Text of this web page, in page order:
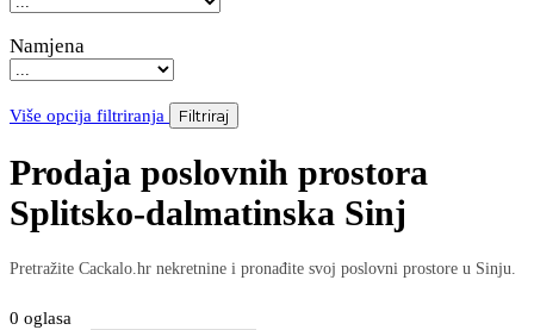
Namjena
Više opcija filtriranja Filtriraj
Prodaja poslovnih prostora
Splitsko-dalmatinska Sinj
Pretražite Cackalo.hr nekretnine i pronađite svoj poslovni prostore u Sinju.
0 oglasa